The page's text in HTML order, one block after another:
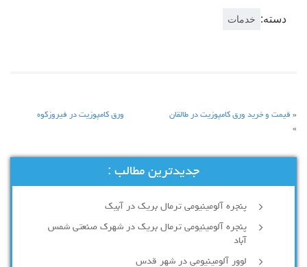
دسته: خدمات
« قیمت و خرید ورق کامپوزیت در طالقان
ورق کامپوزیت در فیروزکوه
»
جدیدترین مطالب :
پنجره آلومینیومی ترمال بریک در آبیک
پنجره آلومینیومی ترمال بریک در شهرک صنعتی شمس
آباد
لوور آلومینیومی در شهر قدس